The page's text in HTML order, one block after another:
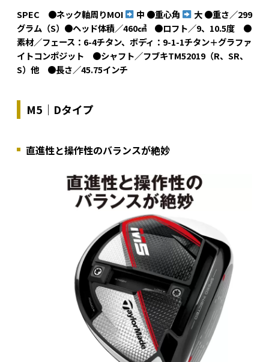
SPEC ●ネック軸周りMOI 中 ●重心角
大 ●重さ／299
グラム（S）●ヘッド体積／460㎤ ●ロフト／9、10.5度 ●
素材／フェース：6-4チタン、ボディ：9-1-1チタン＋グラファ
イトコンポジット ●シャフト／フブキTM52019（R、SR、
S）他 ●長さ／45.75インチ
M5｜Dタイプ
直進性と操作性のバランスが絶妙